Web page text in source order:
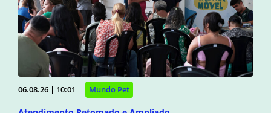
06.08.26 | 10:01 Mundo Pet